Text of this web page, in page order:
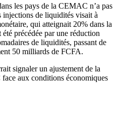
les pays de la CEMAC n’a pas
de liquidités visait à
qui atteignait 20% dans la
précédée par une réduction
de liquidités, passant de
50 milliards de FCFA.
signaler un ajustement de la
aux conditions économiques